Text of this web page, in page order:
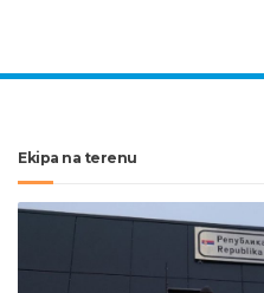
Ekipa na terenu